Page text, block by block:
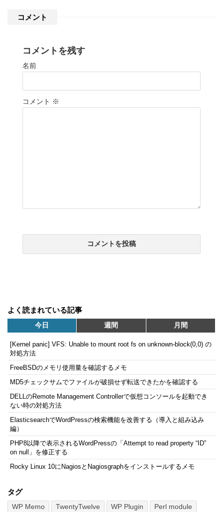
コメント
コメントを残す
名前
コメント ※
よく読まれている記事
今日 週間 月間
[Kernel panic] VFS: Unable to mount root fs on unknown-block(0,0) の
対処方法
FreeBSDのメモリ使用量を確認するメモ
MD5チェックサムでファイルが破損せず転送できたかを確認する
DELLのRemote Management Controllerで仮想コンソールを起動でき
ない時の対処方法
ElasticsearchでWordPressの検索機能を改善する（導入と組み込み
編）
PHP8以降で表示されるWordPressの「Attempt to read property “ID”
on null」を修正する
Rocky Linux 10にNagiosとNagiosgraphをインストールするメモ
タグ
WP Memo TwentyTwelve WP Plugin Perl module